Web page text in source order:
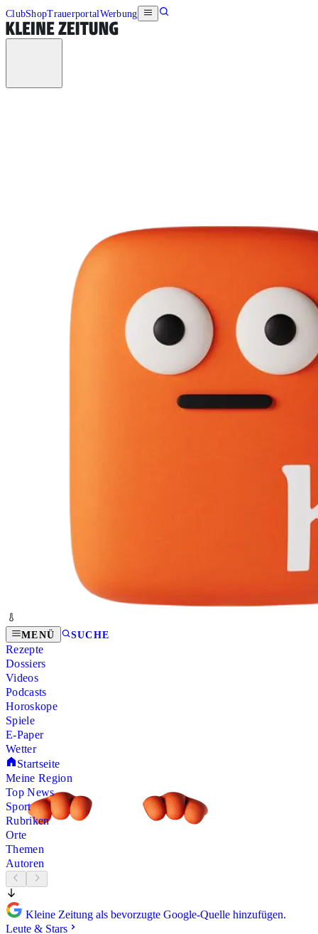
ClubShopTrauerportalWerbung
MENÜ SUCHE
Rezepte
Dossiers
Videos
Podcasts
Horoskope
Spiele
E-Paper
Wetter
Startseite
Meine Region
Top News
Sport
Rubriken
Orte
Themen
Autoren
Kleine Zeitung als bevorzugte Google-Quelle hinzufügen.
Leute & Stars